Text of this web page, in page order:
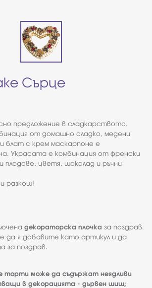
Сърце
предложение в сладкарството.
от домашно сладко, медени
блат с крем маскарпоне е
Украсата е комбинация от френски
плодове, цветя, шоколад и ръчни
разкош!
декораторска плочка за поздрав.
да я добавите като артикул и да
за поздрав.
торти може да съдържат неядливи
в декорацията - дървен шиш;